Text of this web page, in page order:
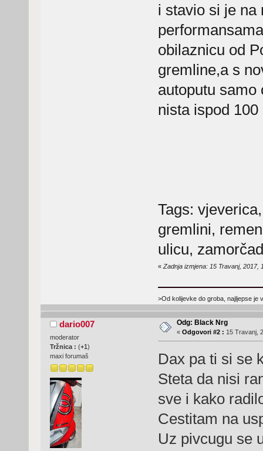
i stavio si je na
obilaznicu od
gremline,a s
autoputu samo
nista ispod
Tags:
gremlini,
ulicu, zamorčad
« Zadnja izmjena: 15 Travanj, 2017,
>Od kolijevke do groba, najljepse je
dario007
moderator
Tržnica : (+1)
maxi forumaš
Odg: Black Nrg
« Odgovori #2 : 15 Travanj,
Dax pa ti si se
Steta da nisi
sve i kako
Cestitam na
Uz pivcugu se